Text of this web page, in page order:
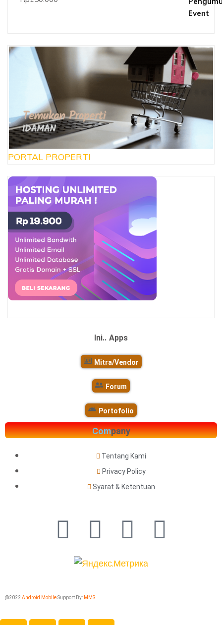
dari 5
PORTAL PROPERTI
Ini.. Apps
Mitra/Vendor
Forum
Portofolio
Company
Tentang Kami
Privacy Policy
Syarat & Ketentuan
@2022 Android MobileSupport By: MMS